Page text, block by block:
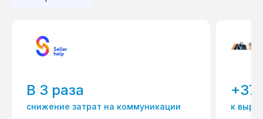
В 3 раза
снижение затрат на коммуникации к